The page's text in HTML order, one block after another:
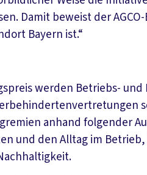
Damit beweist der
Bayern ist.“
werden Betriebs-
anhand folgender
und den Alltag im